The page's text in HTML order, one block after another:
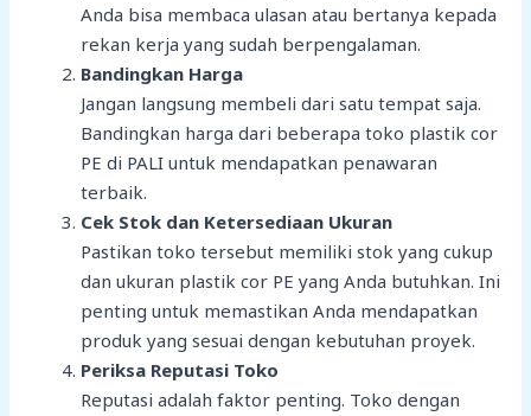
Anda bisa membaca ulasan atau bertanya kepada
rekan kerja yang sudah berpengalaman.
Bandingkan Harga
Jangan langsung membeli dari satu tempat saja.
Bandingkan harga dari beberapa toko plastik cor
PE di PALI untuk mendapatkan penawaran
terbaik.
Cek Stok dan Ketersediaan Ukuran
Pastikan toko tersebut memiliki stok yang cukup
dan ukuran plastik cor PE yang Anda butuhkan. Ini
penting untuk memastikan Anda mendapatkan
produk yang sesuai dengan kebutuhan proyek.
Periksa Reputasi Toko
Reputasi adalah faktor penting. Toko dengan